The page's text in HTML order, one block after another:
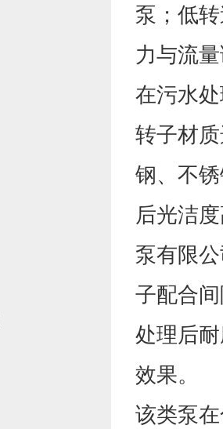
泵；低
力与流
在污水
转子材
钢、不
后光洁
泵有限
子配合
处理后
效果。
该类泵